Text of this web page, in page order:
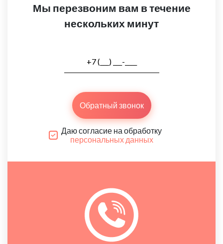
Мы перезвоним вам в течение
нескольких минут
Обратный звонок
Даю согласие на обработку
персональных данных